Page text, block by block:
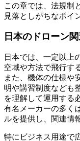
この章では、法規制
見落としがちなポイ
日本のドローン
日本では、一定以上
空域や方法で飛行す
また、機体の仕様や
明や講習制度なども
を理解して運用する
有名メーカーの多く
ルを提供し、関連情
特にビジネス用途で